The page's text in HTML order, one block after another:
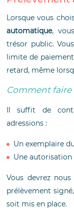
Lorsque vous
automatique,
trésor public.
limite de
retard, même
Comment faire
Il suffit de
adressions :
Un exemplaire
Une
Vous devrez
prélèvement
soit mis en place.